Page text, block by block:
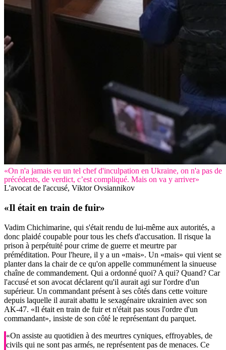
«On n'a jamais eu un tel chef d'inculpation en Ukraine, on n'a pas de
précédents, de verdict, c’est compliqué. Mais on va y arriver»
L'avocat de l'accusé, Viktor Ovsiannikov
«Il était en train de fuir»
Vadim Chichimarine, qui s'était rendu de lui-même aux autorités, a
donc plaidé coupable pour tous les chefs d'accusation. Il risque la
prison à perpétuité pour crime de guerre et meurtre par
préméditation. Pour l'heure, il y a un «mais». Un «mais» qui vient se
planter dans la chair de ce qu'on appelle communément la sinueuse
chaîne de commandement. Qui a ordonné quoi? A qui? Quand? Car
l'accusé et son avocat déclarent qu'il aurait agi sur l'ordre d'un
supérieur. Un commandant présent à ses côtés dans cette voiture
depuis laquelle il aurait abattu le sexagénaire ukrainien avec son
AK-47. «Il était en train de fuir et n'était pas sous l'ordre d'un
commandant», insiste de son côté le représentant du parquet.
«On assiste au quotidien à des meurtres cyniques, effroyables, de
civils qui ne sont pas armés, ne représentent pas de menaces. Ce